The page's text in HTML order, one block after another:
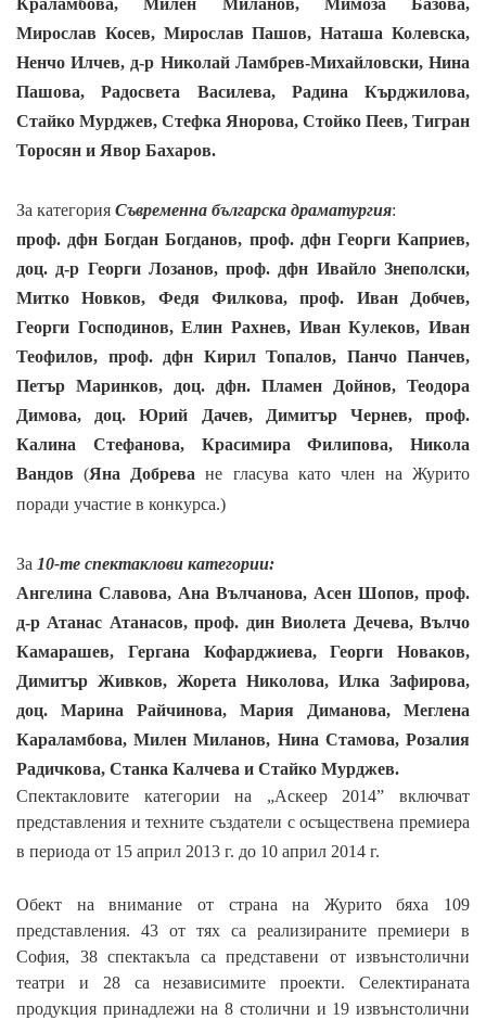
Краламбова, Милен Миланов, Мимоза Базова,
Мирослав Косев, Мирослав Пашов, Наташа Колевска,
Ненчо Илчев, д-р Николай Ламбрев-Михайловски, Нина
Пашова, Радосвета Василева, Радина Кърджилова,
Стайко Мурджев, Стефка Янорова, Стойко Пеев, Тигран
Торосян и Явор Бахаров.
За категория Съвременна българска драматургия:
проф. дфн Богдан Богданов, проф. дфн Георги Каприев,
доц. д-р Георги Лозанов,проф. дфн Ивайло Знеполски,
Митко Новков, Федя Филкова, проф. Иван Добчев,
Георги Господинов, Елин Рахнев, Иван Кулеков, Иван
Теофилов, проф. дфн Кирил Топалов, Панчо Панчев,
Петър Маринков, доц. дфн. Пламен Дойнов, Теодора
Димова, доц. Юрий Дачев, Димитър Чернев, проф.
Калина Стефанова, Красимира Филипова, Никола
Вандов(Яна Добрева
не гласува като член на Журито
поради участие в конкурса.)
За 10-те спектаклови категории:
Ангелина Славова, Ана Вълчанова, Асен Шопов, проф.
д-р Атанас Атанасов, проф. дин Виолета Дечева, Вълчо
Камарашев, Гергана Кофарджиева, Георги Новаков,
Димитър Живков, Жорета Николова, Илка Зафирова,
доц. Марина Райчинова, Мария Диманова, Меглена
Караламбова, Милен Миланов, Нина Стамова, Розалия
Радичкова, Станка Калчева и Стайко Мурджев.
Спектакловите категории на „Аскеер 2014” включват
представления и техните създатели с осъществена премиера
в периода от 15 април 2013 г. до 10 април 2014 г.
Обект на внимание от страна на Журито бяха 109
представления. 43 от тях са реализираните премиери в
София, 38 спектакъла са представени от извънстолични
театри и 28 са независимите проекти. Селектираната
продукция принадлежи на 8 столични и 19 извънстолични